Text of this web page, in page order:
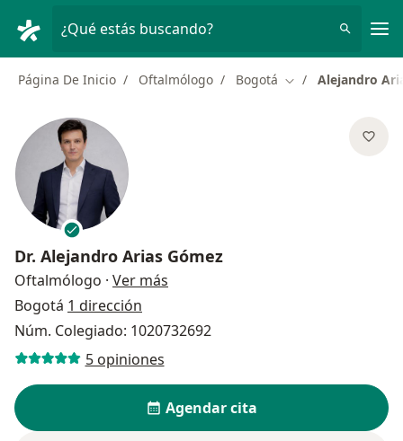
¿Qué estás buscando?
Página De Inicio Oftalmólogo Bogotá Cambiar de ciudad
Alejandro
Dr. Alejandro Arias Gómez
Oftalmólogo · Ver más
Bogotá 1 dirección
Núm. Colegiado: 1020732692
5 opiniones
Agendar cita